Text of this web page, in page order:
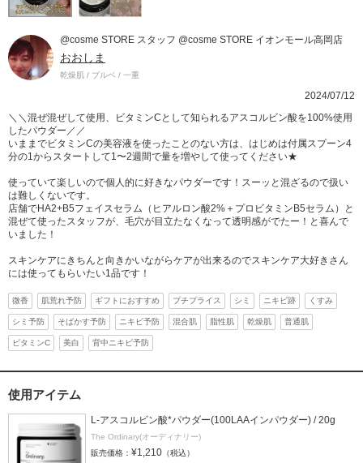
@cosme STORE スタッフ @cosme STORE イオンモール高岡店
おおしま
乾燥肌 / ブルベ / 一重
2024/07/12
＼＼混ぜ混ぜして使用、ビタミンCとして知られるアスコルビン酸を100%使用
したパウダー／／
いままでビタミンCの美容液を使ったことのない方は、はじめは付属スプーン4
分の1からスタートして1〜2週間で量を増やして使ってください★
使っていて楽しいので個人的に好きなパウダーです！スーッと混ざるので扱い
は難しくないです。
店舗でHA2+B5フェイスセラム（ヒアルロン酸2%＋プロビタミンB5セラム）と
混ぜて使ったスタッフが、毛穴が目立たなくなって透明感がでたー！と喜んで
いました！
スキンケアにきちんと向きかいながらケアが出来るのでスキンケア大好きさん
には使ってもらいたい1品です！
微香 肌荒れ予防 ギフトにおすすめ プチプライス シミ ニキビ跡 くすみ
シミ予防 そばかす予防 ニキビ予防 混合肌 脂性肌 乾燥肌 普通肌
ビタミンC 美白 背中ニキビ予防
使用アイテム
L-アスコルビン酸*パウダー(100LAAインパウダー) / 20g
The Ordinary(オーディナリー)
販売価格： ¥1,210 （税込）